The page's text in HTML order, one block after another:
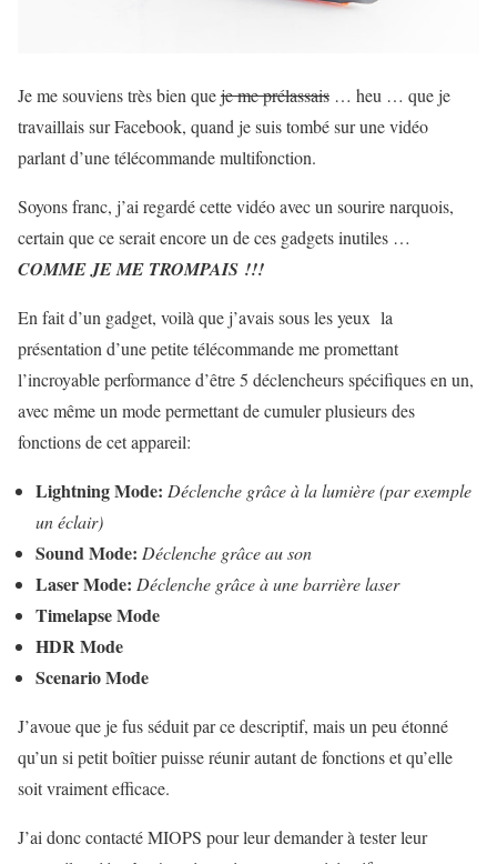
Je me souviens très bien queje me prélassais … heu … que je
travaillais sur Facebook, quand je suis tombé sur une vidéo
parlant d’une télécommande multifonction.
Soyons franc, j’ai regardé cette vidéo avec un sourire narquois,
certain que ce serait encore un de ces gadgets inutiles …
COMME JE ME TROMPAIS !!!
En fait d’un gadget, voilà que j’avais sous les yeux la
présentation d’une petite télécommande me promettant
l’incroyable performance d’être 5 déclencheurs spécifiques en un,
avec même un mode permettant de cumuler plusieurs des
fonctions de cet appareil:
Lightning Mode: Déclenche grâce à la lumière (par exemple
un éclair)
Sound Mode: Déclenche grâce au son
Laser Mode: Déclenche grâce à une barrière laser
Timelapse Mode
HDR Mode
Scenario Mode
J’avoue que je fus séduit par ce descriptif, mais un peu étonné
qu’un si petit boîtier puisse réunir autant de fonctions et qu’elle
soit vraiment efficace.
J’ai donc contacté MIOPS pour leur demander à tester leur